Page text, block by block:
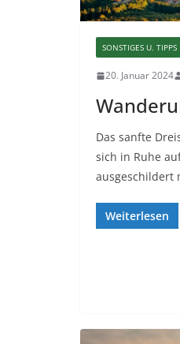
SONSTIGES U. TIPPS
20. Januar 2024
Das sanfte
sich in Ruhe
ausgeschildert
Weiterlesen